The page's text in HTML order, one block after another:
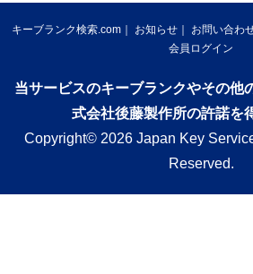
キーブランク検索.com お知らせ お問い合わ
会員ログイン
当サービスのキーブランクやその他
式会社後藤製作所の許諾を
Copyright© 2026 Japan Key
Reserved.